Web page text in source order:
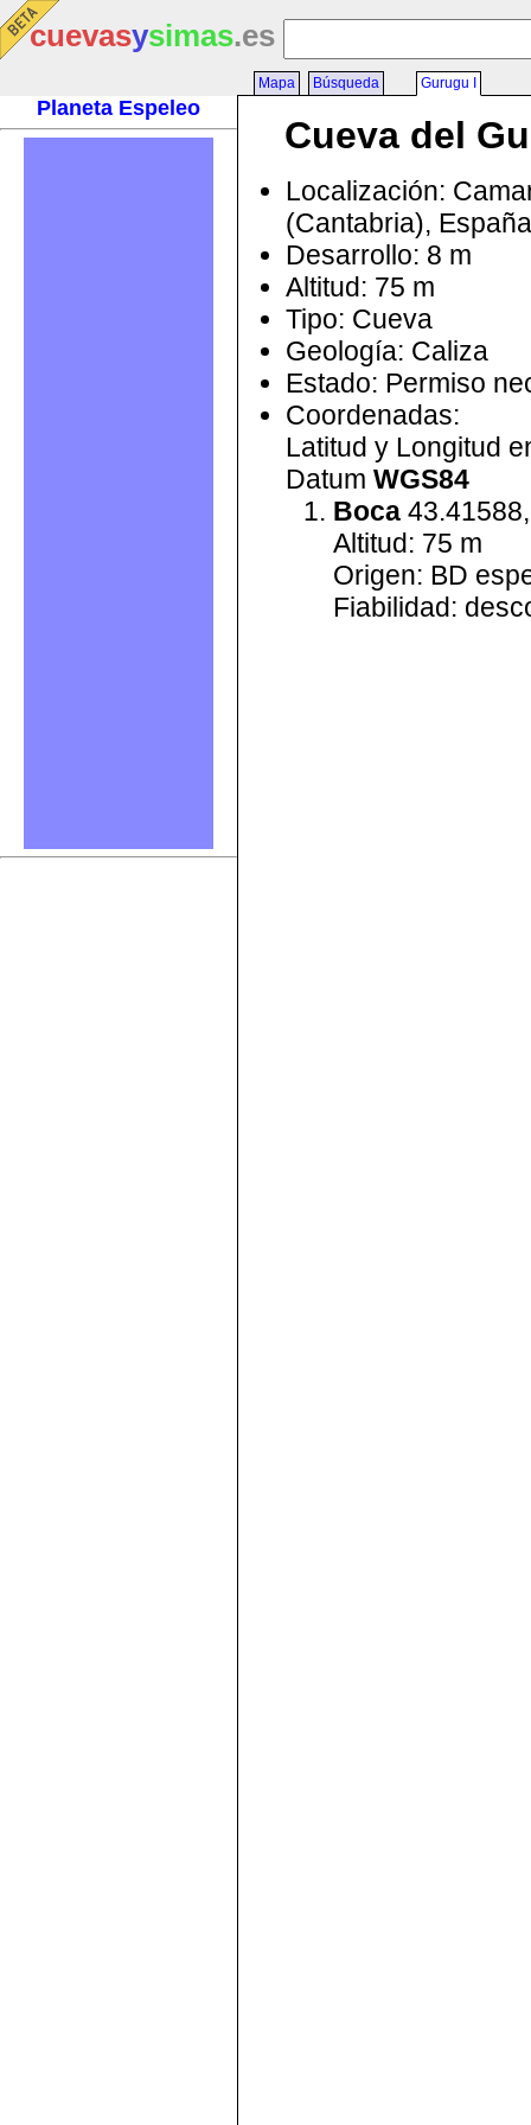
cuevasysimas.es
Planeta Espeleo
Mapa Búsqueda Gurugu I
Cueva del
Localización:
(Cantabria), España
Desarrollo: 8 m
Altitud: 75 m
Tipo: Cueva
Geología: Caliza
Estado: Permiso
Coordenadas:
Latitud y Longitud
Datum WGS84
Boca
Altitud: 75 m
Origen: BD
Fiabilidad: